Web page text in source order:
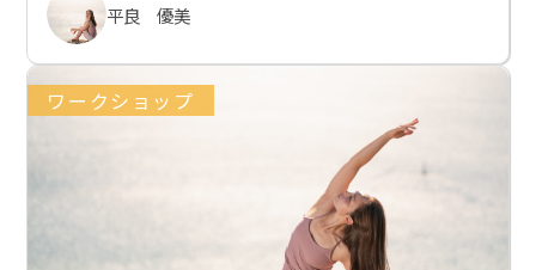
平良 優美
ワークショップ